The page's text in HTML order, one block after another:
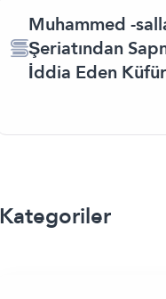
Muhammed -
Şeriatından
İddia Eden
Kategoriler